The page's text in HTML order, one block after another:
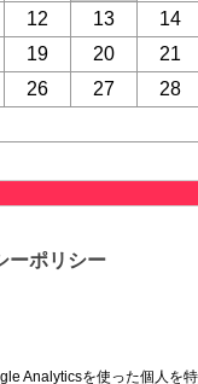
12 13 14
19 20 21
26 27 28
ーポリシー
Analyticsを使った個人を